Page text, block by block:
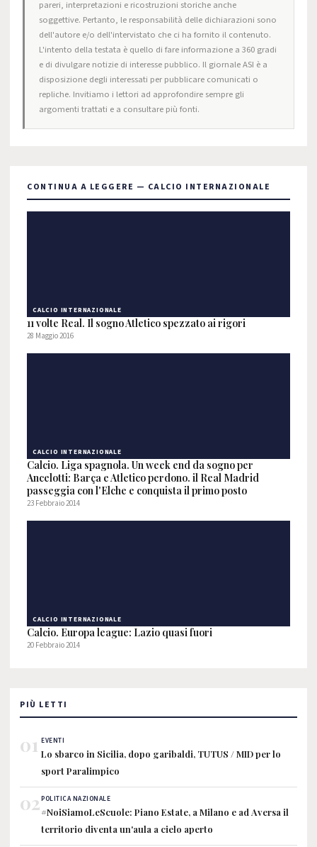
pareri, interpretazioni e ricostruzioni storiche anche
soggettive. Pertanto, le responsabilità delle dichiarazioni sono
dell'autore e/o dell'intervistato che ci ha fornito il contenuto.
L'intento della testata è quello di fare informazione a 360 gradi
e di divulgare notizie di interesse pubblico. Il giornale ASI è a
disposizione degli interessati per pubblicare comunicati o
repliche. Invitiamo i lettori ad approfondire sempre gli
argomenti trattati e a consultare più fonti.
CONTINUA A LEGGERE — CALCIO INTERNAZIONALE
CALCIO INTERNAZIONALE
11 volte Real. Il sogno Atletico spezzato ai rigori
28 Maggio 2016
CALCIO INTERNAZIONALE
Calcio. Liga spagnola. Un week end da sogno per
Ancelotti: Barça e Atletico perdono. il Real Madrid
passeggia con l'Elche e conquista il primo posto
23 Febbraio 2014
CALCIO INTERNAZIONALE
Calcio. Europa league: Lazio quasi fuori
20 Febbraio 2014
PIÙ LETTI
01 EVENTI
Lo sbarco in Sicilia, dopo garibaldi, TUTUS / MID per lo
sport Paralimpico
02POLITICA NAZIONALE
#NoiSiamoLeScuole: Piano Estate, a Milano e ad Aversa il
territorio diventa un'aula a cielo aperto